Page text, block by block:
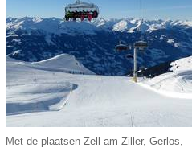
Met de plaatsen Zell am Ziller, Gerlos,